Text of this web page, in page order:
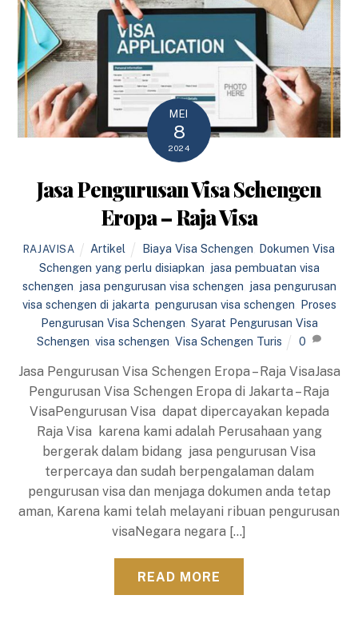
MEI
8
2024
Jasa Pengurusan Visa Schengen
Eropa – Raja Visa
RAJAVISA Artikel Biaya Visa Schengen Dokumen Visa
Schengen yang perlu disiapkan jasa pembuatan visa
schengen jasa pengurusan visa schengen jasa pengurusan
visa schengen di jakarta pengurusan visa schengen Proses
Pengurusan Visa Schengen Syarat Pengurusan Visa
Schengen visa schengen Visa Schengen Turis 0
Jasa Pengurusan Visa Schengen Eropa – Raja VisaJasa
Pengurusan Visa Schengen Eropa di Jakarta – Raja
VisaPengurusan Visa dapat dipercayakan kepada
Raja Visa karena kami adalah Perusahaan yang
bergerak dalam bidang jasa pengurusan Visa
terpercaya dan sudah berpengalaman dalam
pengurusan visa dan menjaga dokumen anda tetap
aman, Karena kami telah melayani ribuan pengurusan
visaNegara negara […]
READ MORE